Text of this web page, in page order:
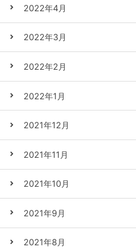
2022年4月
2022年3月
2022年2月
2022年1月
2021年12月
2021年11月
2021年10月
2021年9月
2021年8月